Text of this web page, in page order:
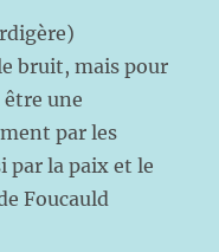
bruit, mais pour
une
par les
par la paix et le
Foucauld